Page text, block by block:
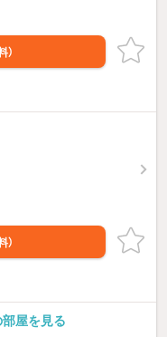
）
）
屋を見る